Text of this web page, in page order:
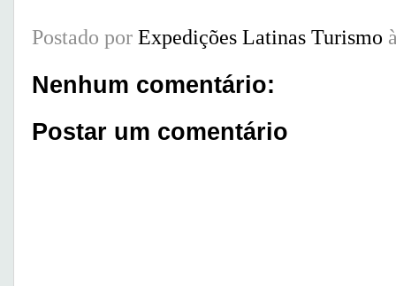
Postado por Expedições Latinas Turismo
Nenhum comentário:
Postar um comentário